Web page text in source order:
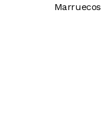
Marruecos